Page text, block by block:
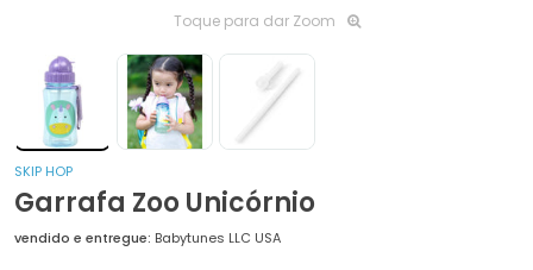
Toque para dar Zoom
SKIP HOP
Garrafa Zoo Unicórnio
vendido e entregue: Babytunes LLC USA